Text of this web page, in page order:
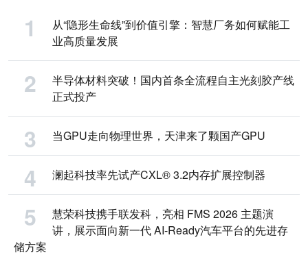
从“隐形生命线”到价值引擎：智慧厂务如何赋能工
业高质量发展
半导体材料突破！国内首条全流程自主光刻胶产线
正式投产
当GPU走向物理世界，天津来了颗国产GPU
澜起科技率先试产CXL® 3.2内存扩展控制器
慧荣科技携手联发科，亮相 FMS 2026 主题演
讲，展示面向新一代 AI-Ready汽车平台的先进存
储方案